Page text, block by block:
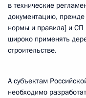
в технические
документацию,
нормы и правила] и
широко применять
строительстве.
А субъектам
необходимо